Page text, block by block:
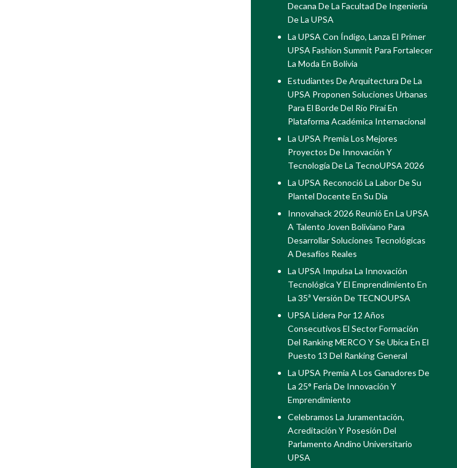
Decana De La Facultad De Ingeniería
De La UPSA
La UPSA Con Índigo, Lanza El Primer
UPSA Fashion Summit Para Fortalecer
La Moda En Bolivia
Estudiantes De Arquitectura De La
UPSA Proponen Soluciones Urbanas
Para El Borde Del Río Piraí En
Plataforma Académica Internacional
La UPSA Premia Los Mejores
Proyectos De Innovación Y
Tecnología De La TecnoUPSA 2026
La UPSA Reconoció La Labor De Su
Plantel Docente En Su Día
Innovahack 2026 Reunió En La UPSA
A Talento Joven Boliviano Para
Desarrollar Soluciones Tecnológicas
A Desafíos Reales
La UPSA Impulsa La Innovación
Tecnológica Y El Emprendimiento En
La 35ª Versión De TECNOUPSA
UPSA Lidera Por 12 Años
Consecutivos El Sector Formación
Del Ranking MERCO Y Se Ubica En El
Puesto 13 Del Ranking General
La UPSA Premia A Los Ganadores De
La 25° Feria De Innovación Y
Emprendimiento
Celebramos La Juramentación,
Acreditación Y Posesión Del
Parlamento Andino Universitario
UPSA